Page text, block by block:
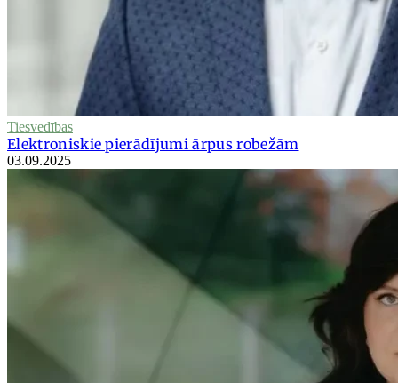
Tiesvedības
Elektroniskie pierādījumi ārpus robežām
03.09.2025